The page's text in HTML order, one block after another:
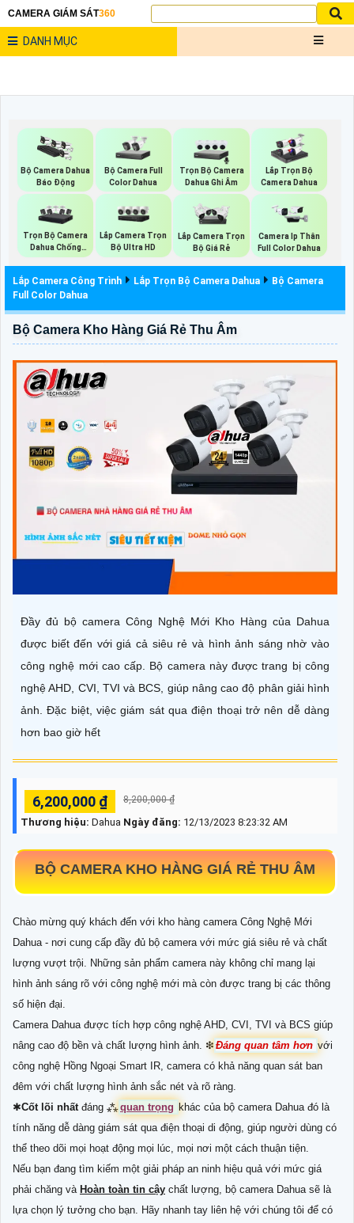
CAMERA GIÁM SÁT360
DANH MỤC
Bộ Camera Dahua
Báo Động
Bộ Camera Full
Color Dahua
Trọn Bộ Camera
Dahua Ghi Âm
Lắp Trọn Bộ
Camera Dahua
Trọn Bộ Camera
Dahua Chống
Trộm
Lắp Camera Trọn
Bộ Ultra HD
Lắp Camera Trọn
Bộ Giá Rẻ
Camera Ip Thân
Full Color Dahua
Lắp Camera Công Trình Lắp Trọn Bộ Camera Dahua
Bộ Camera
Full Color Dahua
Bộ Camera Kho Hàng Giá Rẻ Thu Âm
Đầy đủ bộ camera Công Nghệ Mới Kho Hàng của Dahua
được biết đến với giá cả siêu rẻ và hình ảnh sáng nhờ vào
công nghệ mới cao cấp. Bộ camera này được trang bị công
nghệ AHD, CVI, TVI và BCS, giúp nâng cao độ phân giải hình
ảnh. Đặc biệt, việc giám sát qua điện thoại trở nên dễ dàng
hơn bao giờ hết
6,200,000 ₫ 8,200,000 ₫
Thương hiệu: Dahua Ngày đăng: 12/13/2023 8:23:32 AM
BỘ CAMERA KHO HÀNG GIÁ RẺ THU ÂM
Chào mừng quý khách đến với kho hàng camera Công Nghệ Mới
Dahua - nơi cung cấp đầy đủ bộ camera với mức giá siêu rẻ và chất
lượng vượt trội. Những sản phẩm camera này không chỉ mang lại
hình ảnh sáng rõ với công nghệ mới mà còn được trang bị các thông
số hiện đại.
Camera Dahua được tích hợp công nghệ AHD, CVI, TVI và BCS giúp
nâng cao độ bền và chất lượng hình ảnh. ❇ Đáng quan tâm hơn với
công nghệ Hồng Ngoại Smart IR, camera có khả năng quan sát ban
đêm với chất lượng hình ảnh sắc nét và rõ ràng.
✱Cốt lõi nhất đáng ⁂quan trọng khác của bộ camera Dahua đó là
tính năng dễ dàng giám sát qua điện thoại di động, giúp người dùng có
thể theo dõi mọi hoạt động mọi lúc, mọi nơi một cách thuận tiện.
Nếu bạn đang tìm kiếm một giải pháp an ninh hiệu quả với mức giá
phải chăng và Hoàn toàn tin cậy chất lượng, bộ camera Dahua sẽ là
lựa chọn lý tưởng cho bạn. Hãy nhanh tay liên hệ với chúng tôi để có